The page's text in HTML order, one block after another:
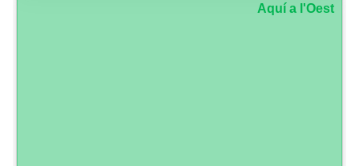
Aquí a l'Oest